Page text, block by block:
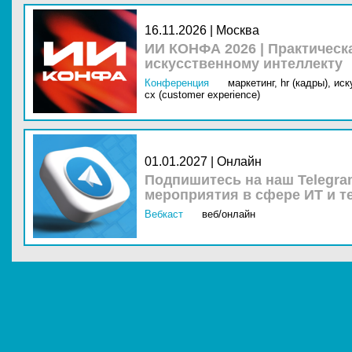
16.11.2026 | Москва
ИИ КОНФА 2026 |
искусственному интеллекту
Конференция маркетинг, hr (кадры),
cx (customer experience)
01.01.2027 | Онлайн
Подпишитесь на наш
мероприятия в сфере ИТ и
Вебкаст веб/онлайн